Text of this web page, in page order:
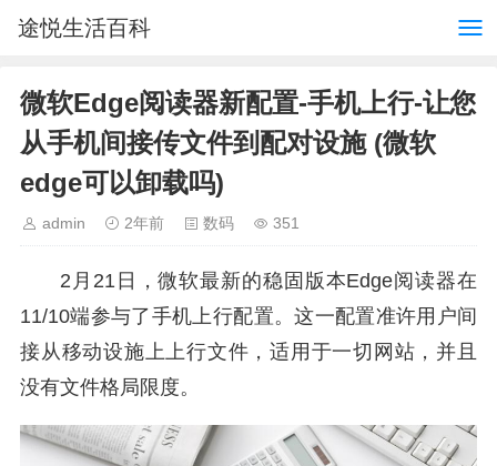
途悦生活百科
微软Edge阅读器新配置-手机上行-让您
从手机间接传文件到配对设施 (微软
edge可以卸载吗)
admin 2年前 数码 351
2月21日，微软最新的稳固版本Edge阅读器在
11/10端参与了手机上行配置。这一配置准许用户间
接从移动设施上上行文件，适用于一切网站，并且
没有文件格局限度。